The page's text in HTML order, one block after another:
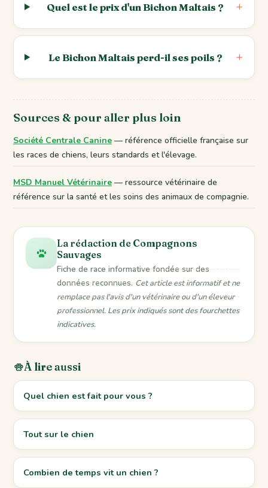
Quel est le prix d'un Bichon Maltais ?
Le Bichon Maltais perd-il ses poils ?
Sources & pour aller plus loin
Société Centrale Canine — référence officielle française sur
les races de chiens, leurs standards et l'élevage.
MSD Manuel Vétérinaire — ressource vétérinaire de
référence sur la santé et les soins des animaux de compagnie.
La rédaction de Compagnons
Sauvages
Fiche de race informative fondée sur des
données reconnues.Cet article est informatif et ne
remplace pas l'avis d'un vétérinaire ou d'un éleveur
professionnel. Les prix indiqués sont des fourchettes
indicatives.
À lire aussi
Quel chien est fait pour vous ?
Tout sur le chien
Combien de temps vit un chien ?